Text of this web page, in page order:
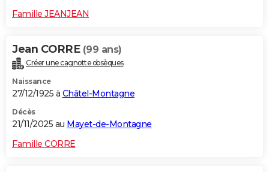
Famille JEANJEAN
Jean CORRE (99 ans)
Créer une cagnotte obsèques
Naissance
27/12/1925 à Châtel-Montagne
Décès
21/11/2025 au Mayet-de-Montagne
Famille CORRE